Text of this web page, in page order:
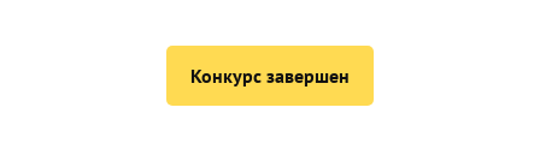
Конкурс завершен